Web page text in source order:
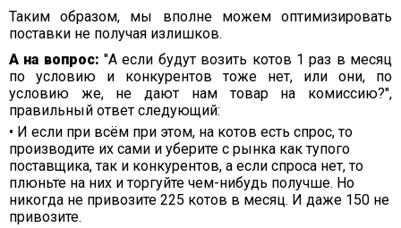
Таким образом, мы вполне можем оптимизировать
поставки не получая излишков.
А на вопрос: "А если будут возить котов 1 раз в месяц
по условию и конкурентов тоже нет, или они, по
условию же, не дают нам товар на комиссию?",
правильный ответ следующий:
• И если при всём при этом, на котов есть спрос, то
производите их сами и уберите с рынка как тупого
поставщика, так и конкурентов, а если спроса нет, то
плюньте на них и торгуйте чем-нибудь получше. Но
никогда не привозите 225 котов в месяц. И даже 150 не
привозите.